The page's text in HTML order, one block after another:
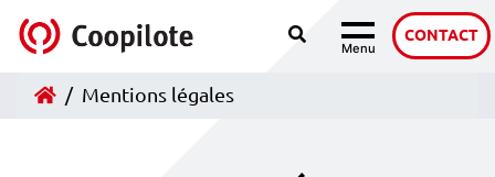
Accéder au contenu Recherche
MenuNavigation
CONTACT
AccueilMentions légales